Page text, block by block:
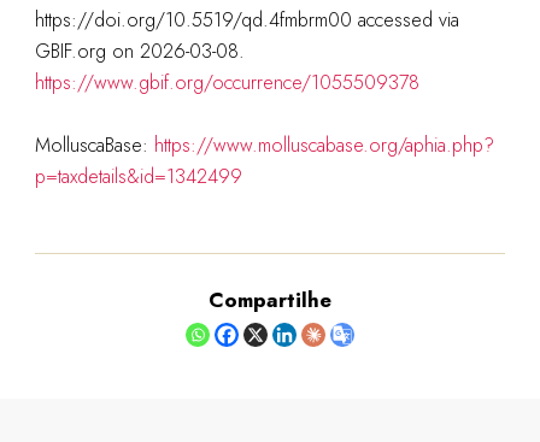
https://doi.org/10.5519/qd.4fmbrm00 accessed via
GBIF.org on 2026-03-08.
https://www.gbif.org/occurrence/1055509378
MolluscaBase: https://www.molluscabase.org/aphia.php?
p=taxdetails&id=1342499
Compartilhe